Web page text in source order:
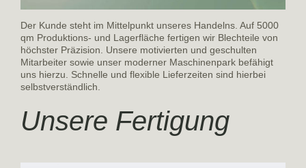
Der Kunde steht im Mittelpunkt unseres Handelns. Auf 5000
qm Produktions- und Lagerfläche fertigen wir Blechteile von
höchster Präzision. Unsere motivierten und geschulten
Mitarbeiter sowie unser moderner Maschinenpark befähigt
uns hierzu. Schnelle und flexible Lieferzeiten sind hierbei
selbstverständlich.
Unsere Fertigung